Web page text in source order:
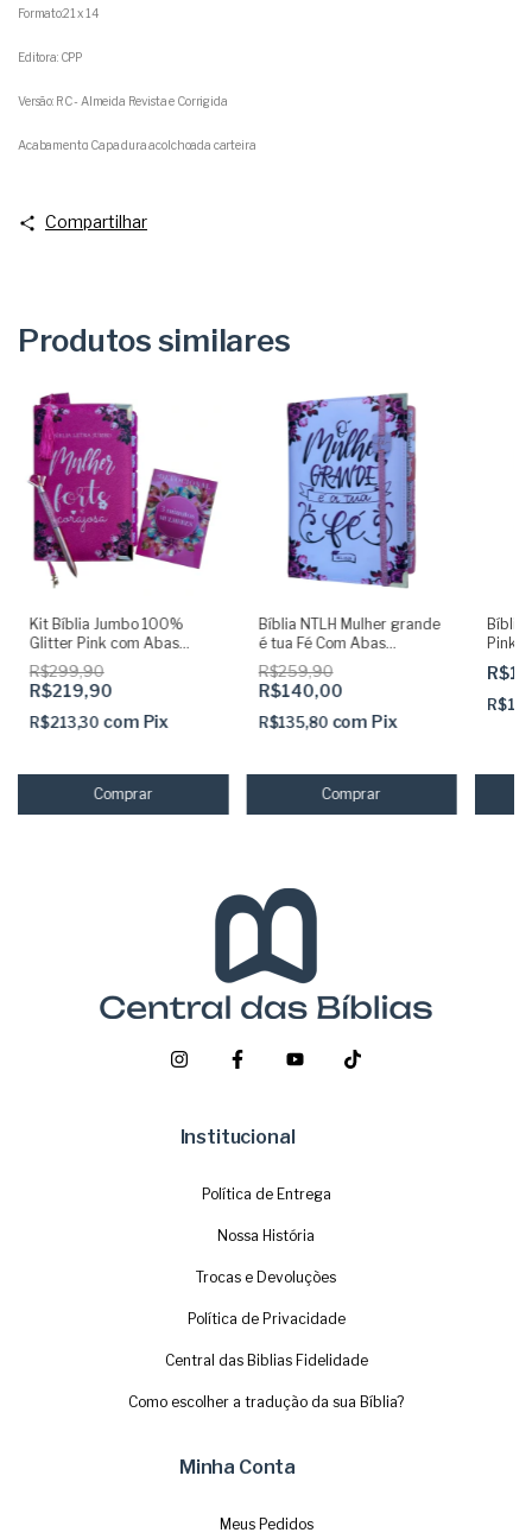
Formato:21 x 14
Editora: CPP
Versão: RC - Almeida Revista e Corrigida
Acabamento: Capa dura acolchoada carteira
Compartilhar
Produtos similares
Kit Bíblia Jumbo 100%
Glitter Pink com Abas
Adesivas e Pingente +
Caneta + Devocional +
Marca
R$299,90
R$219,90
R$213,30 com Pix
Bíblia NTLH Mulher grande
é tua Fé Com Abas
Adesivas Capa dura
acolchoada + elastico rosa
R$259,90
R$140,00
R$135,80 com Pix
Bíblia
Pink
Institucional
Política de Entrega
Nossa História
Trocas e Devoluções
Política de Privacidade
Central das Biblias Fidelidade
Como escolher a tradução da sua Bíblia?
Minha Conta
Meus Pedidos